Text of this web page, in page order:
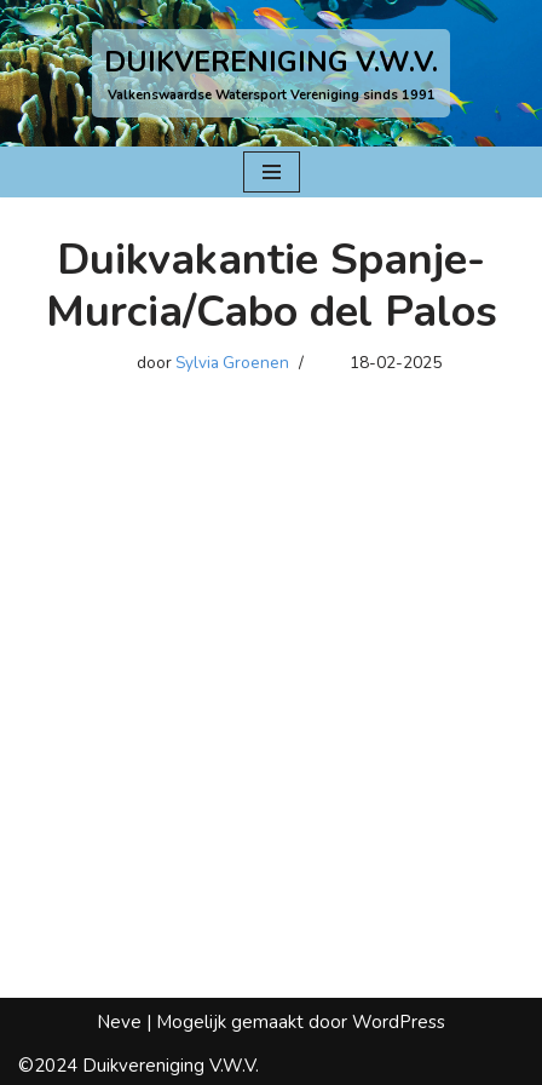
Ga
naar
de
inhoud
DUIKVERENIGING V.W.V.
Valkenswaardse Watersport Vereniging sinds 1991
Duikvakantie Spanje-
Murcia/Cabo del Palos
door Sylvia Groenen 18-02-2025
Neve | Mogelijk gemaakt door WordPress
©2024 Duikvereniging V.W.V.